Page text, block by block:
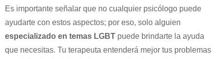
Es importante señalar que no cualquier psicólogo puede
ayudarte con estos aspectos; por eso, solo alguien
especializado en temas LGBT puede brindarte la ayuda
que necesitas. Tu terapeuta entenderá mejor tus problemas